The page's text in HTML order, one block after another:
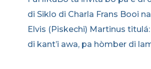
di Siklo di Charla Frans Booi
Elvis (Piskechi) Martinus
di kant’i awa, pa hòmber di